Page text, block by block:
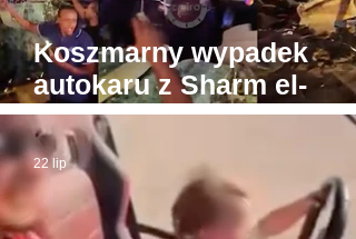
Koszmarny wypadek
autokaru z Sharm el-
Sheikh do Gizy. Turyści
byli w drodze do Piramid
22 lip